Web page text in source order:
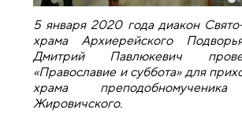
5 января 2020 года диакон
храма Архиерейского
Дмитрий Павлюкевич
«Православие и суббота» для
храма
Жировичского.